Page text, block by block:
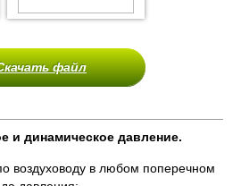
файл
и динамическое давление.
воздуховоду в любом поперечном